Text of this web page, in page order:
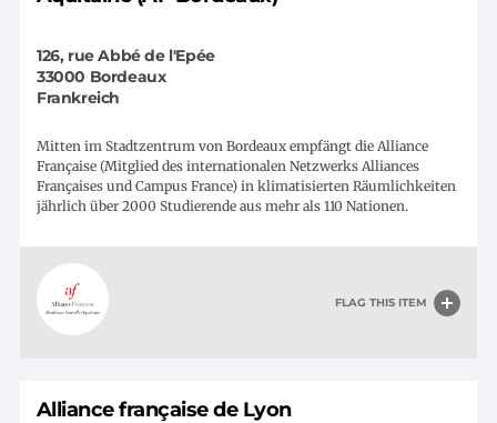
FLAG THIS ITEM
126, rue Abbé de l'Epée
33000 Bordeaux
Frankreich
Mitten im Stadtzentrum von Bordeaux empfängt die Alliance
Française (Mitglied des internationalen Netzwerks Alliances
Françaises und Campus France) in klimatisierten Räumlichkeiten
jährlich über 2000 Studierende aus mehr als 110 Nationen.
Alliance française de Lyon